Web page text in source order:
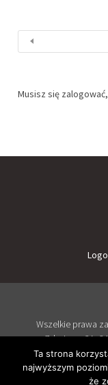
Musisz się zalogować
Wszelkie prawa
Zdrojowa 2A,
Wspierany
Ta strona
najwyższym
że